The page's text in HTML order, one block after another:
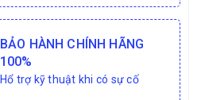
BẢO HÀNH CHÍNH HÃNG
100%
Hổ trợ kỹ thuật khi có sự cố